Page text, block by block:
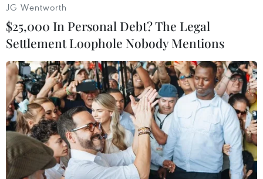
Cụ thể, Bộ Xây dựng thống nhất sắp xếp thứ tự
ưu tiên mở rộng các đoạn tuyến theo nguyên
tắc nhu cầu vận tải, khả năng cân đối nguồn
lực, trong đó ưu tiên nguồn lực mở rộng trước
các đoạn tuyến có nhu cầu vận tải lớn thuộc dự
án đường bộ cao tốc Bắc - Nam phía Đông giai
đoạn 2017 - 2020 (để phấn đấu khởi công trong
năm 2027), đến mở rộng các đoạn còn lại (phấn
đấu khởi công trong năm 2028), từ đó phấn đấu
hoàn thành mở rộng toàn tuyến vào năm 2030.
JG Wentworth
$25,000 In Personal Debt? The Legal
Settlement Loophole Nobody Mentions